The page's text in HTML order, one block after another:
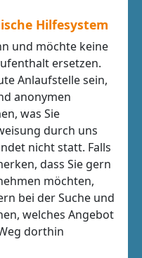
Hilfesystem
und möchte keine
ersetzen.
Anlaufstelle sein,
anonymen
was Sie
durch uns
nicht statt. Falls
dass Sie gern
möchten,
bei der Suche und
welches Angebot
dorthin